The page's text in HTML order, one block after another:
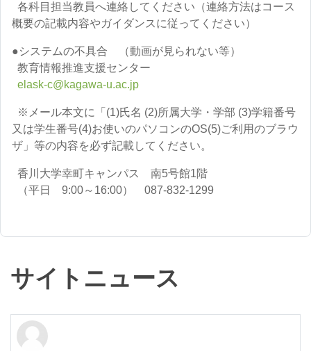
各科目担当教員へ連絡してください（連絡方法はコース
概要の記載内容やガイダンスに従ってください）
●システムの不具合 （動画が見られない等）
教育情報推進支援センター
elask-c@kagawa-u.ac.jp
※メール本文に「(1)氏名 (2)所属大学・学部 (3)学籍番号
又は学生番号(4)お使いのパソコンのOS(5)ご利用のブラウ
ザ」等の内容を必ず記載してください。
香川大学幸町キャンパス 南5号館1階
（平日 9:00～16:00） 087-832-1299
サイトニュース